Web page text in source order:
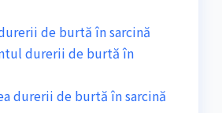
de burtă în sarcină
durerii de burtă în
durerii de burtă în sarcină